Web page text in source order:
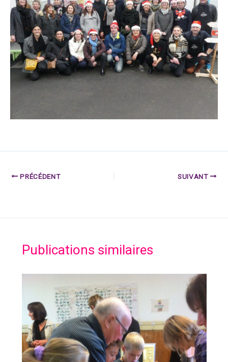
PRÉCÉDENT SUIVANT
Publications similaires